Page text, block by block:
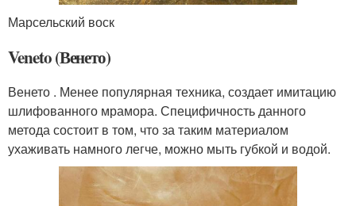
Марсельский воск
Veneto (Венето)
Венето . Менее популярная техника, создает имитацию
шлифованного мрамора. Специфичность данного
метода состоит в том, что за таким материалом
ухаживать намного легче, можно мыть губкой и водой.